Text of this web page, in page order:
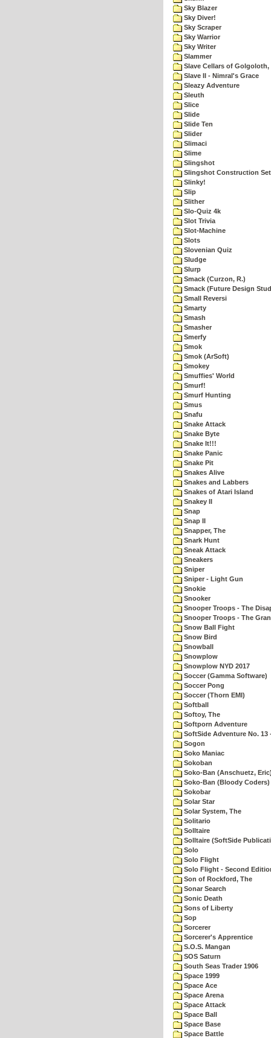
Sky Blazer
Sky Diver!
Sky Scraper
Sky Warrior
Sky Writer
Slammer
Slave Cellars of Golgoloth,
Slave II - Nimral's Grace
Sleazy Adventure
Sleuth
Slice
Slide
Slide Ten
Slider
Slimaci
Slime
Slingshot
Slingshot Construction Set
Slinky!
Slip
Slither
Slo-Quiz 4k
Slot Trivia
Slot-Machine
Slots
Slovenian Quiz
Sludge
Slurp
Smack (Curzon, R.)
Smack (Future Design
Small Reversi
Smarty
Smash
Smasher
Smerfy
Smok
Smok (ArSoft)
Smokey
Smuffies' World
Smurf!
Smurf Hunting
Smus
Snafu
Snake Attack
Snake Byte
Snake It!!!
Snake Panic
Snake Pit
Snakes Alive
Snakes and Labbers
Snakes of Atari Island
Snakey II
Snap
Snap II
Snapper, The
Snark Hunt
Sneak Attack
Sneakers
Sniper
Sniper - Light Gun
Snokie
Snooker
Snooper Troops - The
Snooper Troops - The
Snow Ball Fight
Snow Bird
Snowball
Snowplow
Snowplow NYD 2017
Soccer (Gamma Software)
Soccer Pong
Soccer (Thorn EMI)
Softball
Softoy, The
Softporn Adventure
SoftSide Adventure No. 13
Sogon
Soko Maniac
Sokoban
Soko-Ban (Anschuetz,
Soko-Ban (Bloody Coders)
Sokobar
Solar Star
Solar System, The
Solitario
Solltaire
Solltaire (SoftSide
Solo
Solo Flight
Solo Flight - Second
Son of Rockford, The
Sonar Search
Sonic Death
Sons of Liberty
Sop
Sorcerer
Sorcerer's Apprentice
S.O.S. Mangan
SOS Saturn
South Seas Trader 1906
Space 1999
Space Ace
Space Arena
Space Attack
Space Ball
Space Base
Space Battle